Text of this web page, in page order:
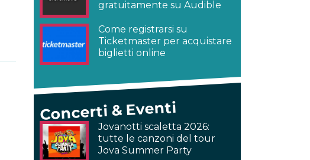
gratuitamente su Audible
Come registrarsi su
Ticketmaster per acquistare
biglietti online
Concerti & Eventi
Jovanotti scaletta 2026:
tutte le canzoni del tour
Jova Summer Party